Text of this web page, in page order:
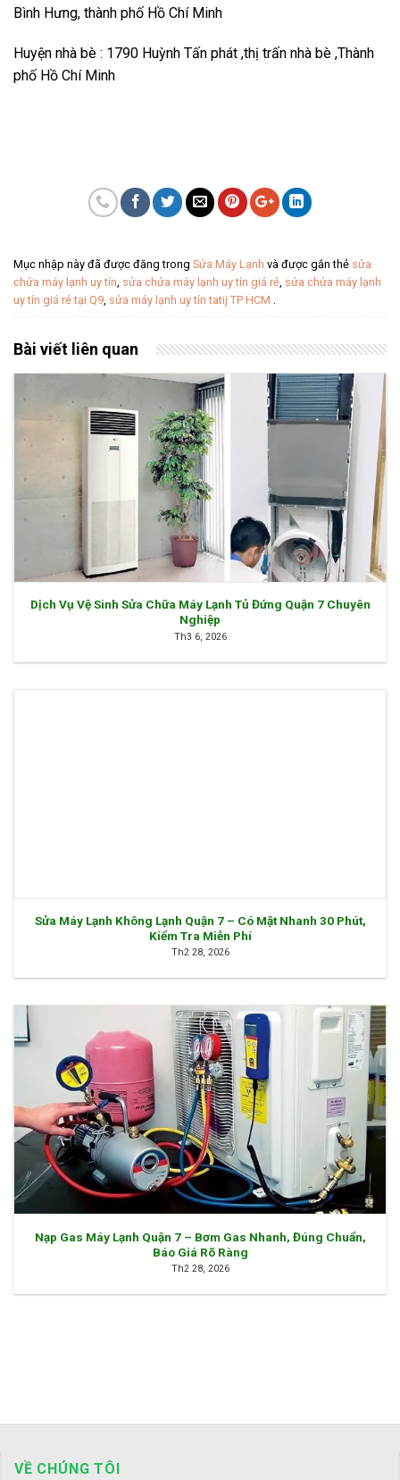
Bình Hưng, thành phố Hồ Chí Minh
Huyện nhà bè : 1790 Huỳnh Tấn phát ,thị trấn nhà bè ,Thành
phố Hồ Chí Minh
Mục nhập này đã được đăng trong Sửa Máy Lạnh và được gắn thẻ sửa
chửa máy lạnh uy tín, sửa chửa máy lạnh uy tín giá rẻ, sửa chửa máy lạnh
uy tín giá rẻ tại Q9, sửa máy lạnh uy tín tatij TP HCM .
Bài viết liên quan
Dịch Vụ Vệ Sinh Sửa Chữa Máy Lạnh Tủ Đứng Quận 7 Chuyên
Nghiệp
Th3 6, 2026
Sửa Máy Lạnh Không Lạnh Quận 7 – Có Mặt Nhanh 30 Phút,
Kiểm Tra Miễn Phí
Th2 28, 2026
Nạp Gas Máy Lạnh Quận 7 – Bơm Gas Nhanh, Đúng Chuẩn,
Báo Giá Rõ Ràng
Th2 28, 2026
VỀ CHÚNG TÔI